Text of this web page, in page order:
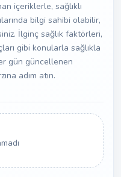
içeriklerle, sağlıklı
bilgi sahibi olabilir,
İlginç sağlık faktörleri,
gibi konularla sağlıkla
gün güncellenen
adım atın.